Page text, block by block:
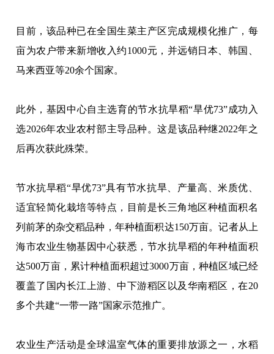
目前，该品种已在全国生菜主产区完成规模化推广，每
亩为农户带来新增收入约1000元，并远销日本、韩国、
马来西亚等20余个国家。
此外，基因中心自主选育的节水抗旱稻“旱优73”成功入
选2026年农业农村部主导品种。这是该品种继2022年之
后再次获此殊荣。
节水抗旱稻“旱优73”具有节水抗旱、产量高、米质优、
适宜轻简化栽培等特点，目前是长三角地区种植面积名
列前茅的杂交稻品种，年种植面积达150万亩。记者从上
海市农业生物基因中心获悉，节水抗旱稻的年种植面积
达500万亩，累计种植面积超过3000万亩，种植区域已经
覆盖了国内长江上游、中下游稻区以及华南稻区，在20
多个共建“一带一路”国家示范推广。
农业生产活动是全球温室气体的重要排放源之一，水稻